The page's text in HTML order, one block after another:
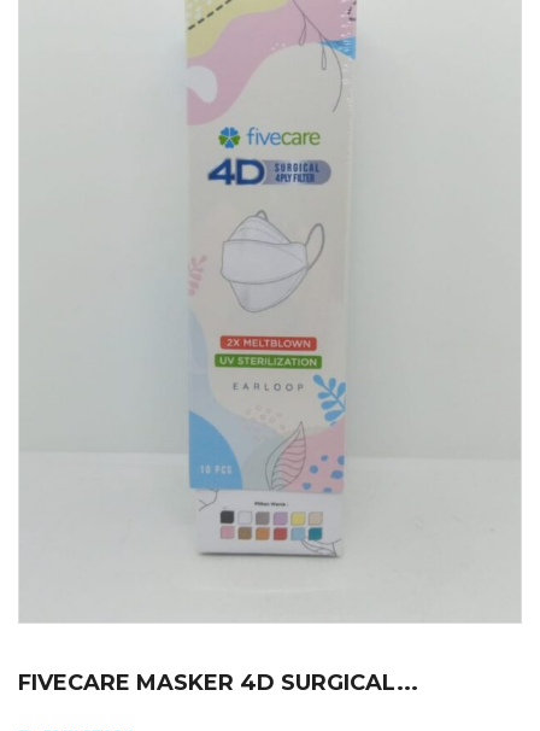
FIVECARE MASKER 4D SURGICAL...